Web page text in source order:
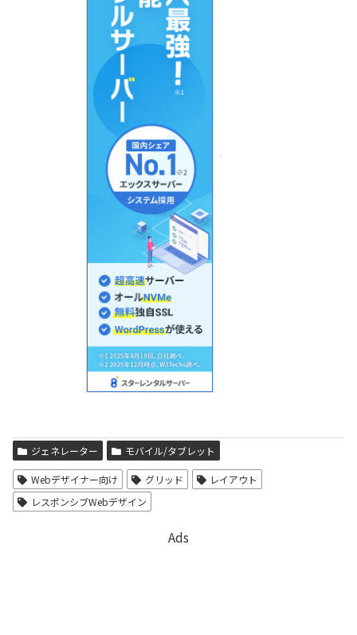
ジェネレーター モバイル/タブレット
Webデザイナー向け グリッド
レイアウト
レスポンシブWebデザイン
Ads